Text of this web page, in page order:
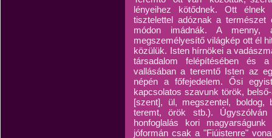
lényeihez kötődnek. Ott
tisztelettel adóznak a természet
módon imádnák. A
megszemélyesítő világkép ott él
közülük. Isten hírnökei a
társadalom felépítésében és
vallásában a teremtő Isten az
népén a főfejedelem. Ősi
kapcsolatos szavunk török,
[szent], ül, megszentel,
teremt, örök stb.).
honfoglalás kori
jóformán csak a "Fiúistenre"